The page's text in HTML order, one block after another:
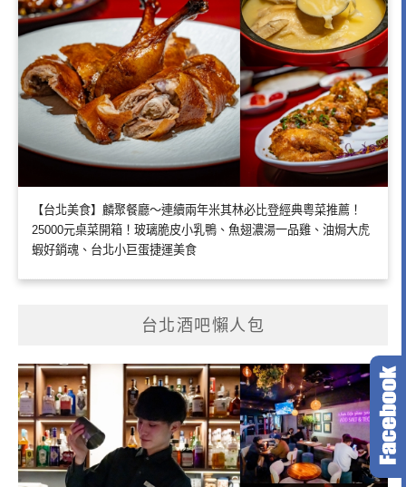
【台北美食】麟聚餐廳～連續兩年米其林必比登經典粵菜推薦！
25000元桌菜開箱！玻璃脆皮小乳鴨、魚翅濃湯一品雞、油焗大虎
蝦好銷魂、台北小巨蛋捷運美食
台北酒吧懶人包